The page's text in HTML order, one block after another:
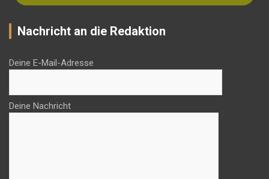
Nachricht an die Redaktion
Deine E-Mail-Adresse
Deine Nachricht